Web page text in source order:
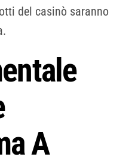
del casinò saranno
A